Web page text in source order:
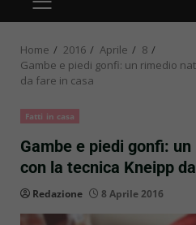
PRIMARY
MENU
Home 2016 Aprile
8
Gambe e piedi gonfi: un rimedio
da fare in casa
Fatti in casa
Gambe e piedi gonfi:
con la tecnica Kneipp
Redazione 8 Aprile 2016